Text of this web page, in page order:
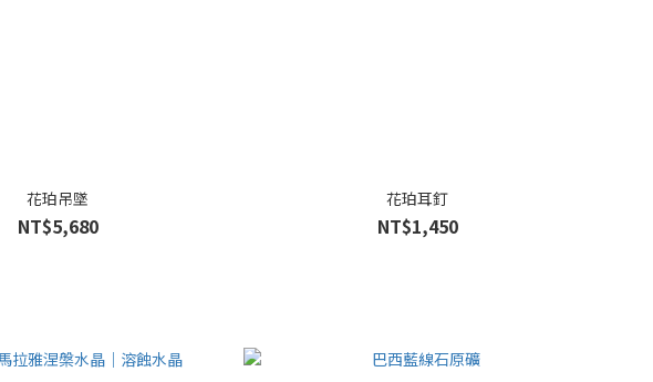
花珀吊墜
NT$5,680
花珀耳釘
NT$1,450